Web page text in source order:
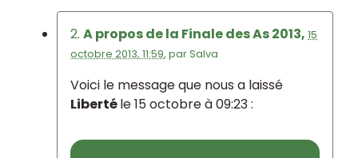
2. A propos de la Finale des As 2013, 15
octobre 2013, 11:59, parSalva
Voici le message que nous a laissé
Libertéle 15 octobre à 09:23 :